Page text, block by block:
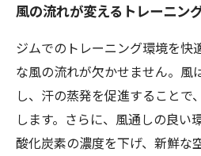
風の流れが変えるトレーニン
ジムでのトレーニング環境を快
な風の流れが欠かせません。風
し、汗の蒸発を促進することで
します。さらに、風通しの良い
酸化炭素の濃度を下げ、新鮮な